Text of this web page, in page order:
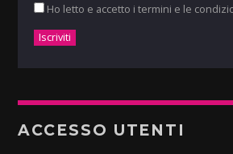
Ho letto e accetto i termini e le
ACCESSO UTENTI